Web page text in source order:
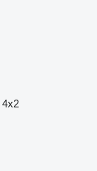
4x2